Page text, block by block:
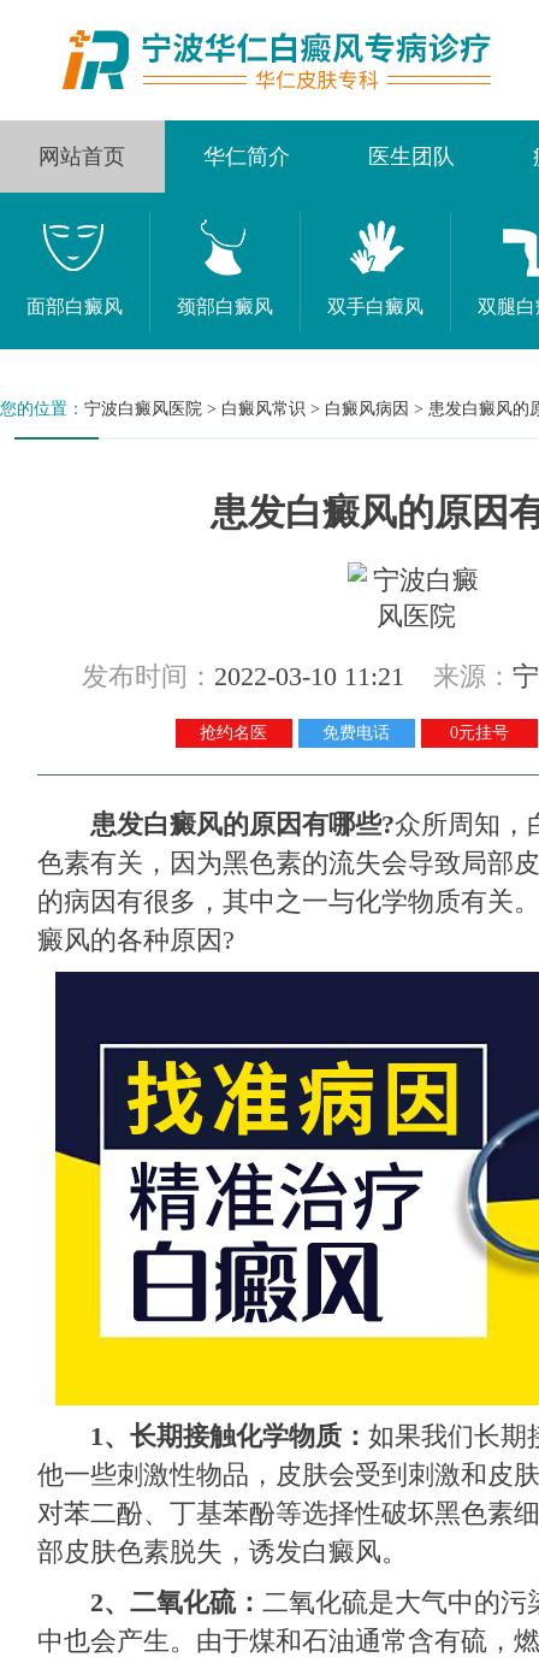
网站首页 华仁简介 医生团队
面部白癜风 颈部白癜风 双手白癜风 双腿
您的位置： 宁波白癜风医院 > 白癜风常识 > 白癜风病因 > 患发白癜风的
患发白癜风的原因
发布时间： 2022-03-10 11:21 来源：
抢约名医 免费电话 0元挂号
患发白癜风的原因有哪些?众所周知，
色素有关，因为黑色素的流失会导致局部
的病因有很多，其中之一与化学物质有关
癜风的各种原因?
1、长期接触化学物质： 如果我们长期
他一些刺激性物品，皮肤会受到刺激和皮
对苯二酚、丁基苯酚等选择性破坏黑色素
部皮肤色素脱失，诱发白癜风。
2、二氧化硫： 二氧化硫是大气中的污
中也会产生。由于煤和石油通常含有硫，